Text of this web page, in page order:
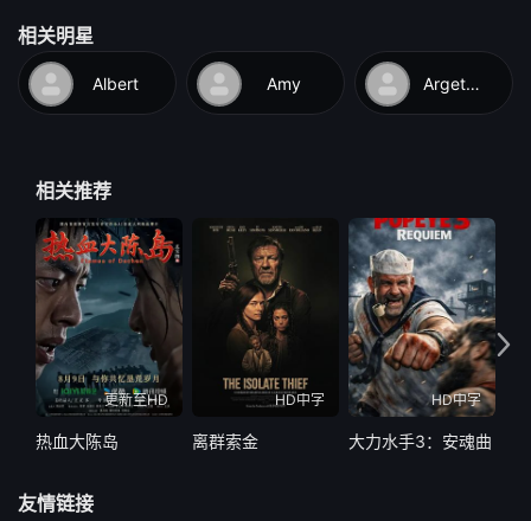
相关明星
Albert Amy Argetsinger
相关推荐
更新至HD
热血大陈岛
HD中字
离群索金
HD中字
大力水手3：安魂曲
友情链接